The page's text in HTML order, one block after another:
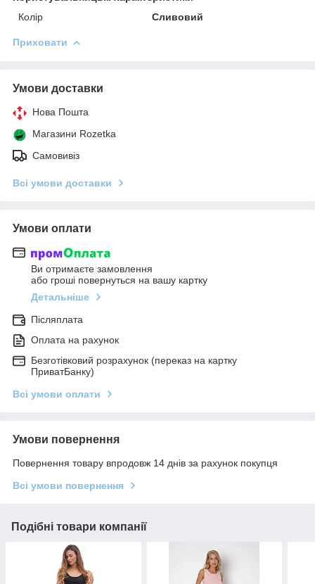
Колір
Сливовий
Приховати
Умови доставки
Нова Пошта
Магазини Rozetka
Самовивіз
Всі умови доставки
Умови оплати
Ви отримаєте замовлення
або гроші повернуться на вашу картку
Детальніше
Післяплата
Оплата на рахунок
Безготівковий розрахунок (переказ на картку
ПриватБанку)
Всі умови оплати
Умови повернення
Повернення товару впродовж 14 днів за рахунок покупця
Всі умови повернення
Подібні товари компанії